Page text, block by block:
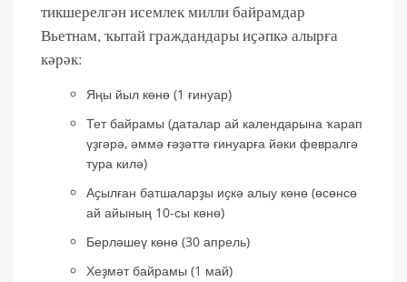
тикшерелгән исемлек милли байрамдар
Вьетнам, ҡытай граждандары иҫәпкә алырға
кәрәк:
Яңы йыл көнө (1 ғинуар)
Тет байрамы (даталар ай календарына ҡарап
үҙгәрә, әммә ғәҙәттә ғинуарға йәки февралгә
тура килә)
Аҫылған батшаларҙы иҫкә алыу көнө (өсөнсө
ай айының 10-сы көнө)
Берләшеү көнө (30 апрель)
Хеҙмәт байрамы (1 май)